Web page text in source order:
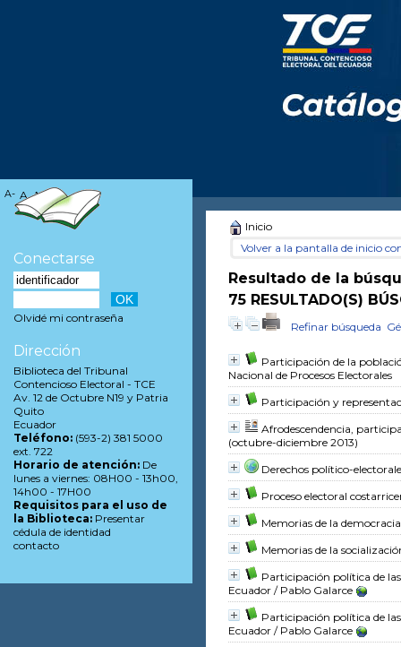
Inicio
Volver a la pantalla de inicio
Resultado de la
75 RESULTADO(S)
Refinar búsqueda
Participación de la
Nacional de Procesos Electorales
Participación y
Afrodescendencia,
(octubre-diciembre 2013)
Derechos político-
Proceso electoral
Memorias de la
Memorias de la
Participación política de
Ecuador / Pablo Galarce
Participación política de
Ecuador / Pablo Galarce
A- A A+
Conectarse
Olvidé mi contraseña
Dirección
Biblioteca del Tribunal
Contencioso Electoral - TCE
Av. 12 de Octubre N19 y Patria
Quito
Ecuador
Teléfono: (593-2) 381 5000
ext. 722
Horario de atención: De
lunes a viernes: 08H00 - 13h00,
14h00 - 17H00
Requisitos para el uso de
la Biblioteca: Presentar
cédula de identidad
contacto